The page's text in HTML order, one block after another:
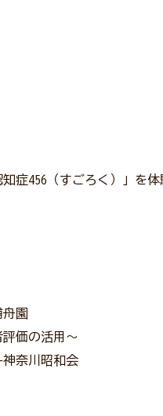
症456（すごろく）」を体
舟園
価の活用〜
奈川昭和会